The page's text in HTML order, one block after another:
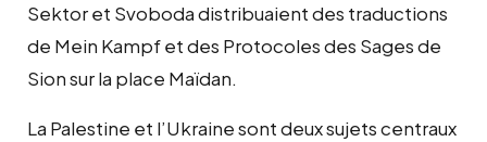
Sektor et Svoboda distribuaient des traductions
de Mein Kampf et des Protocoles des Sages de
Sion sur la place Maïdan.
La Palestine et l’Ukraine sont deux sujets centraux